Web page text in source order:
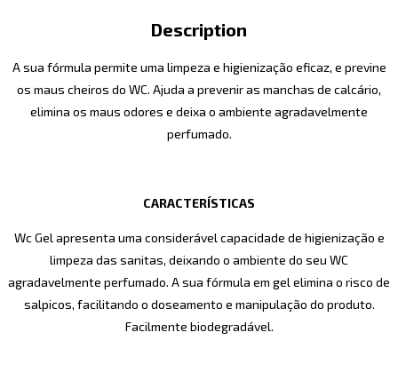
Description
A sua fórmula permite uma limpeza e higienização eficaz, e previne
os maus cheiros do WC. Ajuda a prevenir as manchas de calcário,
elimina os maus odores e deixa o ambiente agradavelmente
perfumado.
CARACTERÍSTICAS
Wc Gel apresenta uma considerável capacidade de higienização e
limpeza das sanitas, deixando o ambiente do seu WC
agradavelmente perfumado. A sua fórmula em gel elimina o risco de
salpicos, facilitando o doseamento e manipulação do produto.
Facilmente biodegradável.